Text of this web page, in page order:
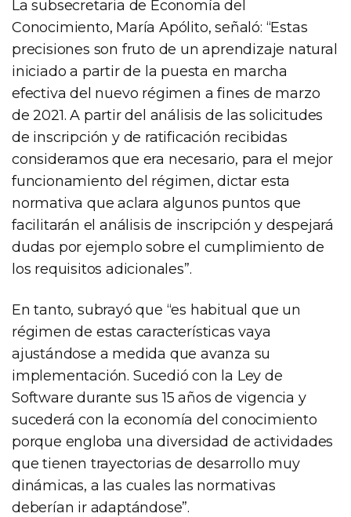
La subsecretaria de Economía del
Conocimiento, María Apólito, señaló: “Estas
precisiones son fruto de un aprendizaje natural
iniciado a partir de la puesta en marcha
efectiva del nuevo régimen a fines de marzo
de 2021. A partir del análisis de las solicitudes
de inscripción y de ratificación recibidas
consideramos que era necesario, para el mejor
funcionamiento del régimen, dictar esta
normativa que aclara algunos puntos que
facilitarán el análisis de inscripción y despejará
dudas por ejemplo sobre el cumplimiento de
los requisitos adicionales”.
En tanto, subrayó que “es habitual que un
régimen de estas características vaya
ajustándose a medida que avanza su
implementación. Sucedió con la Ley de
Software durante sus 15 años de vigencia y
sucederá con la economía del conocimiento
porque engloba una diversidad de actividades
que tienen trayectorias de desarrollo muy
dinámicas, a las cuales las normativas
deberían ir adaptándose”.